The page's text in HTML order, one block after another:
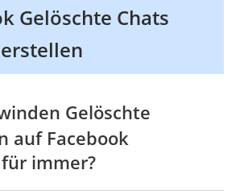
Gelöschte Chats
Gelöschte
auf Facebook
immer?